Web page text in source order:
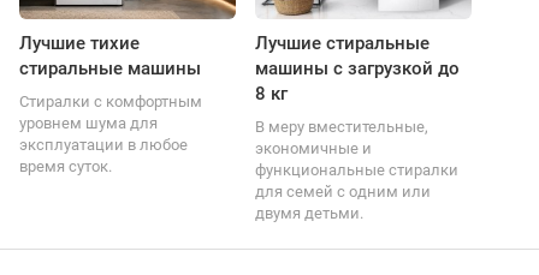
Лучшие тихие
стиральные машины
Стиралки с комфортным
уровнем шума для
эксплуатации в любое
время суток.
Лучшие стиральные
машины с загрузкой до
8 кг
В меру вместительные,
экономичные и
функциональные стиралки
для семей с одним или
двумя детьми.